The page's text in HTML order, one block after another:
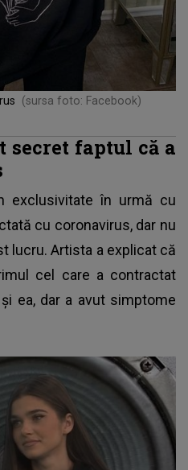
(sursa foto: Facebook)
secret faptul că a
exclusivitate în urmă cu
cu coronavirus, dar nu
lucru. Artista a explicat că
cel care a contractat
ea, dar a avut simptome